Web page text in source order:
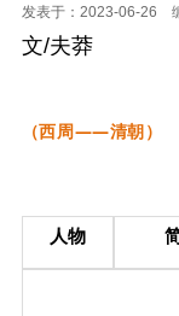
发表于：2023-06-26
文/夫莽
（西周——清朝）
人物